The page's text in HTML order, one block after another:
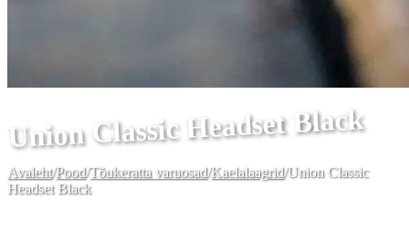
Union Classic Headset Black
Avaleht/Pood/Tõukeratta varuosad/Kaelalaagrid/Union Classic
Headset Black